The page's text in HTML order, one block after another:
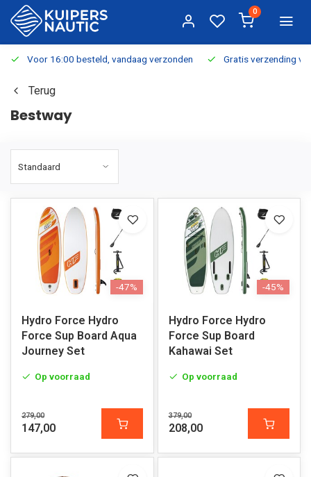
0
Voor 16:00 besteld, vandaag verzonden Gratis verzending
Terug
Bestway
-47%
Hydro Force Hydro
Force Sup Board Aqua
Journey Set
Op voorraad
279,00
147,00
-45%
Hydro Force Hydro
Force Sup Board
Kahawai Set
Op voorraad
379,00
208,00